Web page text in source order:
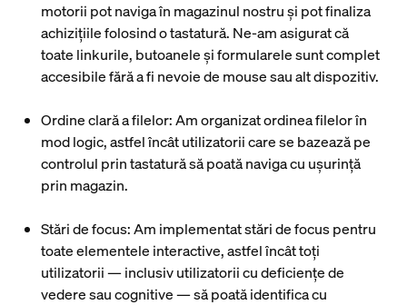
motorii pot naviga în magazinul nostru și pot finaliza
achizițiile folosind o tastatură. Ne-am asigurat că
toate linkurile, butoanele și formularele sunt complet
accesibile fără a fi nevoie de mouse sau alt dispozitiv.
Ordine clară a filelor: Am organizat ordinea filelor în
mod logic, astfel încât utilizatorii care se bazează pe
controlul prin tastatură să poată naviga cu ușurință
prin magazin.
Stări de focus: Am implementat stări de focus pentru
toate elementele interactive, astfel încât toți
utilizatorii — inclusiv utilizatorii cu deficiențe de
vedere sau cognitive — să poată identifica cu